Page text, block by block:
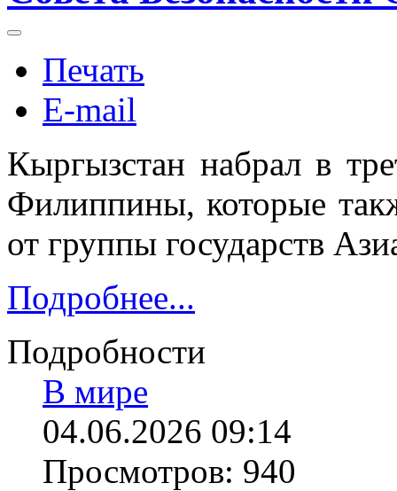
Печать
E-mail
Кыргызстан набрал в
Филиппины, которые
от группы государств
Подробнее...
Подробности
В мире
04.06.2026 09:14
Просмотров: 940